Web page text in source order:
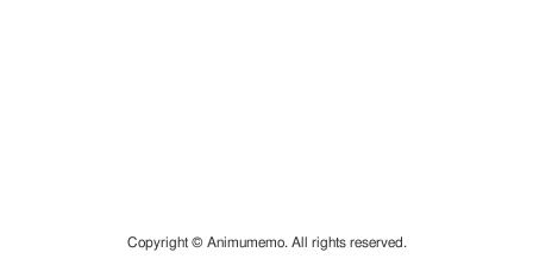
Copyright © Animumemo. All rights reserved.